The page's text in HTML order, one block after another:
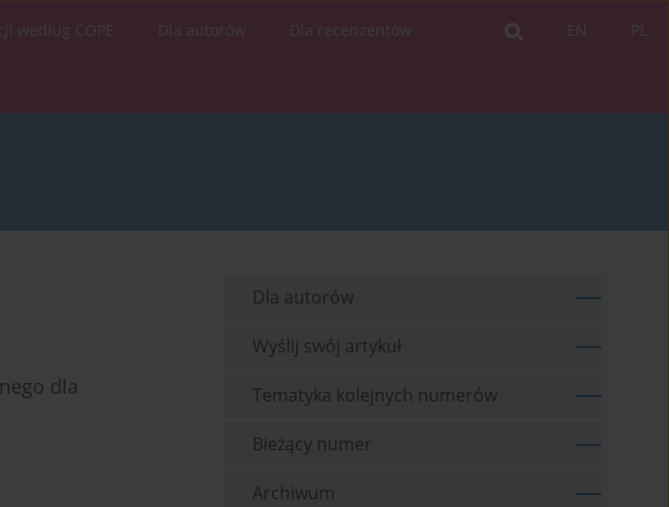
PL
EN
według COPE Dla autorów Dla recenzentów
dla
Dla autorów
Wyślij swój artykuł
Tematyka kolejnych numerów
Bieżący numer
Archiwum